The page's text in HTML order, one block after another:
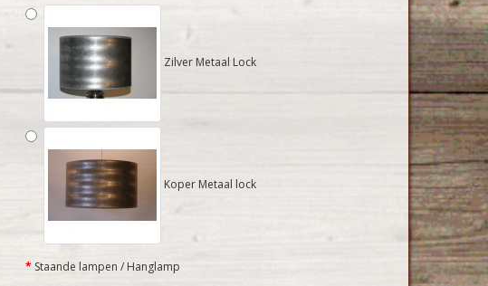
Zilver Metaal Lock
Koper Metaal lock
Staande lampen / Hanglamp